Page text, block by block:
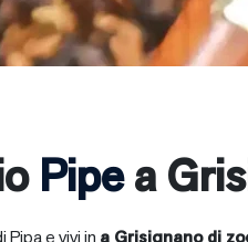
Pipea
e vivi in a Grisignano di